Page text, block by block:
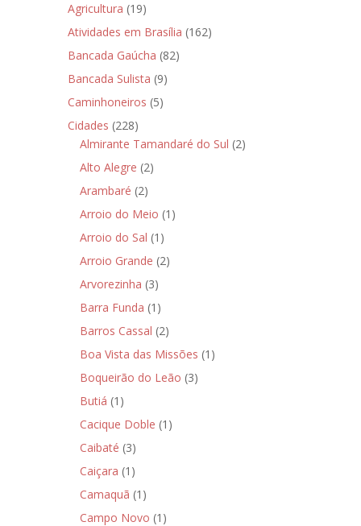
Agricultura (19)
Atividades em Brasília (162)
Bancada Gaúcha (82)
Bancada Sulista (9)
Caminhoneiros (5)
Cidades (228)
Almirante Tamandaré do Sul (2)
Alto Alegre (2)
Arambaré (2)
Arroio do Meio (1)
Arroio do Sal (1)
Arroio Grande (2)
Arvorezinha (3)
Barra Funda (1)
Barros Cassal (2)
Boa Vista das Missões (1)
Boqueirão do Leão (3)
Butiá (1)
Cacique Doble (1)
Caibaté (3)
Caiçara (1)
Camaquã (1)
Campo Novo (1)